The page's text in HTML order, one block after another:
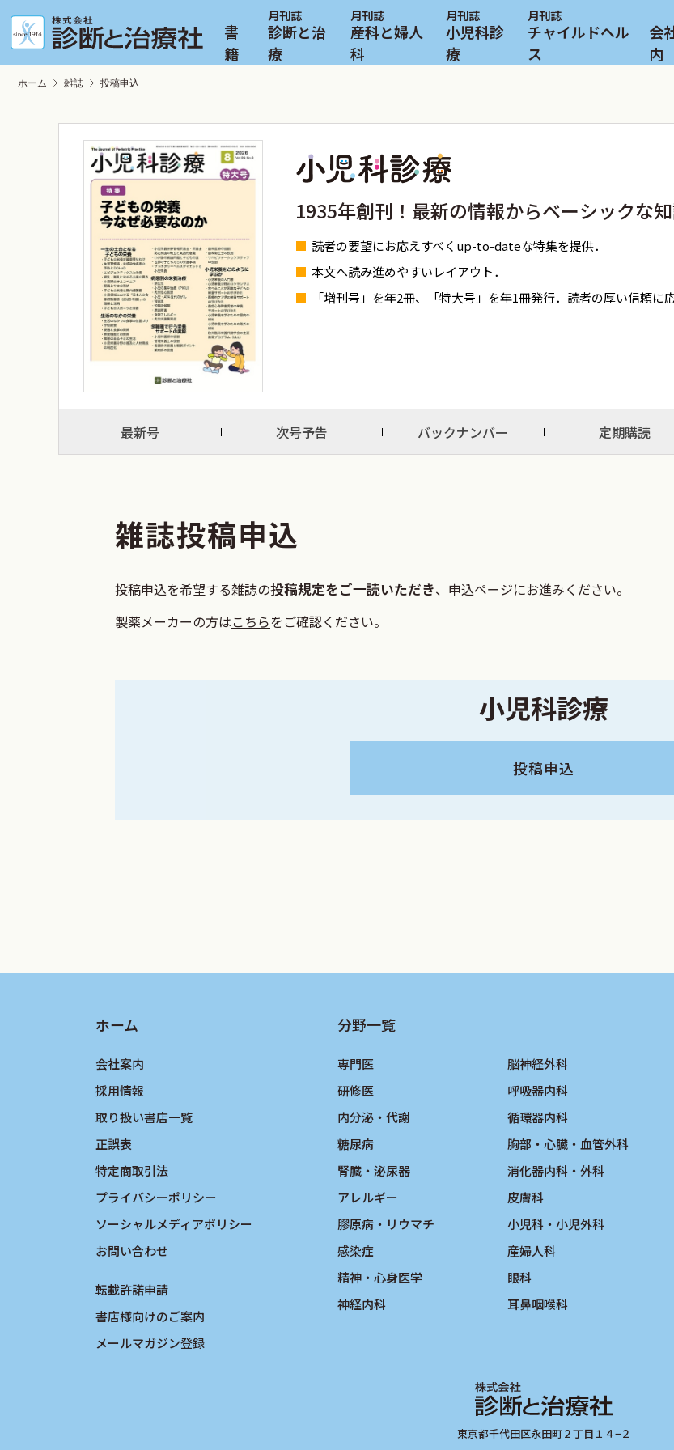
書
籍
診断と治
療
産科と婦人
科
小児科診
療
チャイルドヘル
ス
会
内
ホーム 雑誌 投稿申込
1935年創刊！最新の情報からベーシックな
読者の要望にお応えすべくup-to-dateな特集を提供．
本文へ読み進めやすいレイアウト．
「増刊号」を年2冊、「特大号」を年1冊発行．読者の厚い信頼に
最新号 次号予告 バックナンバー 定期購読
雑誌投稿申込
投稿申込を希望する雑誌の投稿規定をご一読いただき、申込ページにお進みください。
製薬メーカーの方はこちらをご確認ください。
小児科診療
投稿申込
ホーム
会社案内
採用情報
取り扱い書店一覧
正誤表
特定商取引法
プライバシーポリシー
ソーシャルメディアポリシー
お問い合わせ
転載許諾申請
書店様向けのご案内
メールマガジン登録
分野一覧
専門医
研修医
内分泌・代謝
糖尿病
腎臓・泌尿器
アレルギー
膠原病・リウマチ
感染症
精神・心身医学
神経内科
脳神経外科
呼吸器内科
循環器内科
胸部・心臓・血管外科
消化器内科・外科
皮膚科
小児科・小児外科
産婦人科
眼科
耳鼻咽喉科